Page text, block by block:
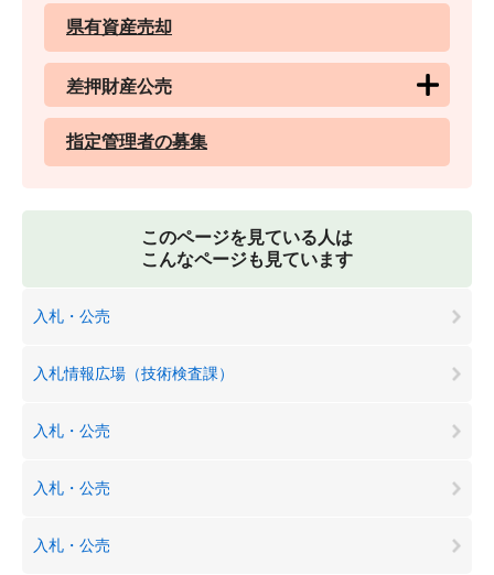
県有資産売却
差押財産公売
指定管理者の募集
このページを見ている人は
こんなページも見ています
入札・公売
入札情報広場（技術検査課）
入札・公売
入札・公売
入札・公売